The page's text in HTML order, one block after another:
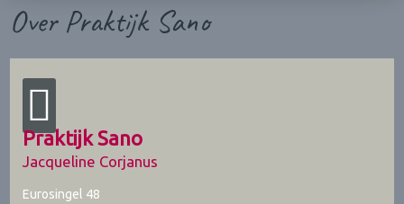
Over Praktijk Sano
Praktijk Sano
Jacqueline Corjanus
Eurosingel 48